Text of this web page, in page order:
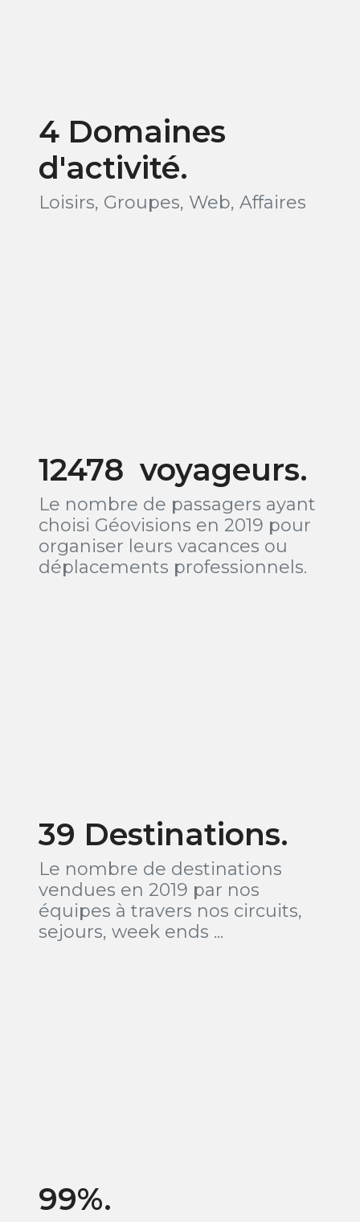
4 Domaines
d'activité.
Loisirs, Groupes, Web, Affaires
12478 voyageurs.
Le nombre de passagers ayant
choisi Géovisions en 2019 pour
organiser leurs vacances ou
déplacements professionnels.
39 Destinations.
Le nombre de destinations
vendues en 2019 par nos
équipes à travers nos circuits,
sejours, week ends ...
99%.